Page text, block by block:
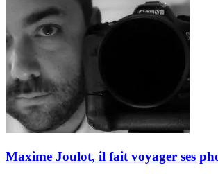
Maxime Joulot, il fait voyager ses